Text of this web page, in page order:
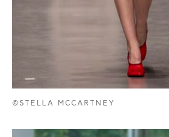
©STELLA MCCARTNEY